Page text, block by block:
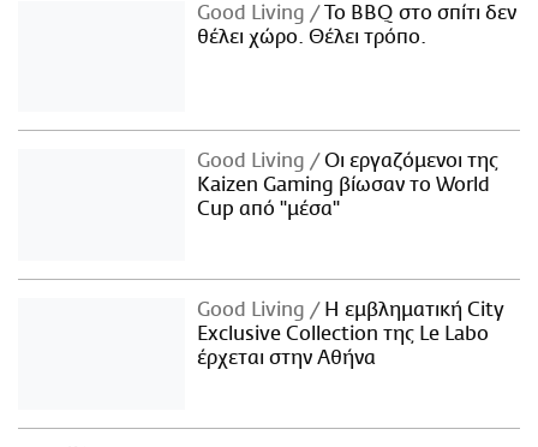
Good Living
Το BBQ στο σπίτι δεν
θέλει χώρο. Θέλει τρόπο.
Good Living
Οι εργαζόμενοι της
Kaizen Gaming βίωσαν το World
Cup από "μέσα"
Good Living
Η εμβληματική City
Exclusive Collection της Le Labo
έρχεται στην Αθήνα